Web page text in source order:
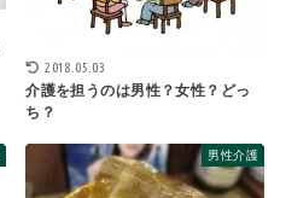
2018.05.03
介護を担うのは男性？女性？どっ
ち？
男性介護